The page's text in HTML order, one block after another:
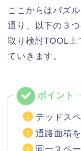
ここからはパズル
通り、以下の３
取り検討TOOL上
ていきます。
デッドス
通路面積